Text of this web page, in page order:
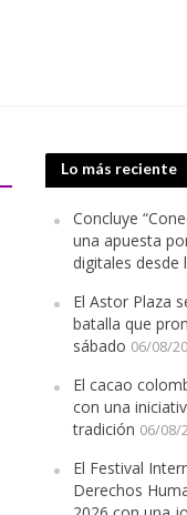
Lo más reciente
Concluye
una apuesta
digitales desde
El Astor Plaza
batalla que
sábado 06/08/
El cacao
con una
tradición 06/08/
El Festival
Derechos